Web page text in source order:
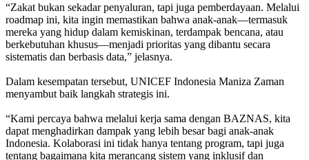
“Zakat bukan sekadar penyaluran, tapi juga pemberdayaan. Melalui
roadmap ini, kita ingin memastikan bahwa anak-anak—termasuk
mereka yang hidup dalam kemiskinan, terdampak bencana, atau
berkebutuhan khusus—menjadi prioritas yang dibantu secara
sistematis dan berbasis data,” jelasnya.
Dalam kesempatan tersebut, UNICEF Indonesia Maniza Zaman
menyambut baik langkah strategis ini.
“Kami percaya bahwa melalui kerja sama dengan BAZNAS, kita
dapat menghadirkan dampak yang lebih besar bagi anak-anak
Indonesia. Kolaborasi ini tidak hanya tentang program, tapi juga
tentang bagaimana kita merancang sistem yang inklusif dan